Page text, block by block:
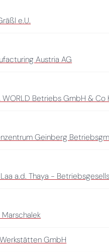
e.U.
Austria AG
WORLD Betriebs GmbH & Co
Geinberg
a.d. Thaya -
Marschalek
GmbH